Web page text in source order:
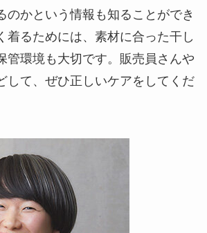
のかという情報も知ることができ
着るためには、素材に合った干し
管環境も大切です。販売員さんや
して、ぜひ正しいケアをしてくだ